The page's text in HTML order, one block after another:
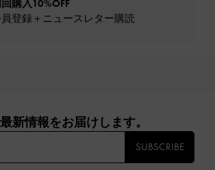
購入10%OFF
登録＋ニュースレター購読
新情報をお届けします。​
SUBSCRIBE